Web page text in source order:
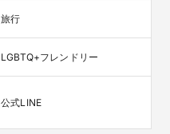
旅行
LGBTQ+フレンドリー
公式LINE